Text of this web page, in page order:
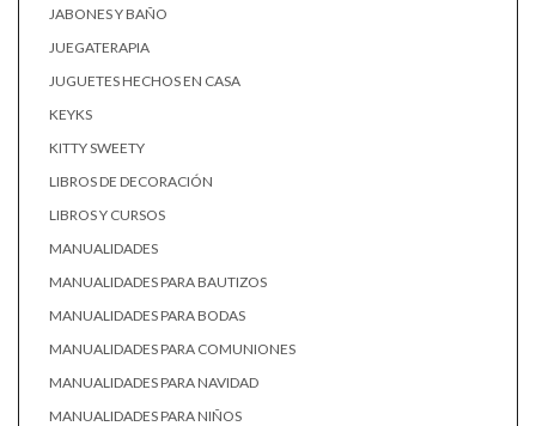
JABONES Y BAÑO
JUEGATERAPIA
JUGUETES HECHOS EN CASA
KEYKS
KITTY SWEETY
LIBROS DE DECORACIÓN
LIBROS Y CURSOS
MANUALIDADES
MANUALIDADES PARA BAUTIZOS
MANUALIDADES PARA BODAS
MANUALIDADES PARA COMUNIONES
MANUALIDADES PARA NAVIDAD
MANUALIDADES PARA NIÑOS